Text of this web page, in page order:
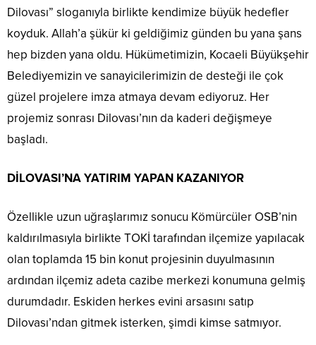
Dilovası” sloganıyla birlikte kendimize büyük hedefler
koyduk. Allah’a şükür ki geldiğimiz günden bu yana şans
hep bizden yana oldu. Hükümetimizin, Kocaeli Büyükşehir
Belediyemizin ve sanayicilerimizin de desteği ile çok
güzel projelere imza atmaya devam ediyoruz. Her
projemiz sonrası Dilovası’nın da kaderi değişmeye
başladı.
DİLOVASI’NA YATIRIM YAPAN KAZANIYOR
Özellikle uzun uğraşlarımız sonucu Kömürcüler OSB’nin
kaldırılmasıyla birlikte TOKİ tarafından ilçemize yapılacak
olan toplamda 15 bin konut projesinin duyulmasının
ardından ilçemiz adeta cazibe merkezi konumuna gelmiş
durumdadır. Eskiden herkes evini arsasını satıp
Dilovası’ndan gitmek isterken, şimdi kimse satmıyor.